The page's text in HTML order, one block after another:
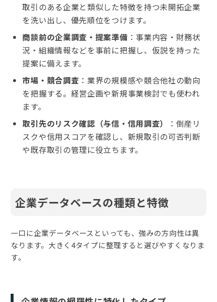
取引のある企業と類似した特徴を持つ未開拓企業
を洗い出し、優先順位をつけます。
商談前の企業調査・提案準備 ：事業内容・財務状
況・組織情報などを事前に把握し、仮説を持った
提案に備えます。
市場・競合調査 ：業界の規模感や競合他社の動向
を把握する。経営企画や新規事業検討でも使われ
ます。
取引先のリスク確認（与信・信用調査）
：倒産リ
スクや信用スコアを確認し、新規取引の可否判断
や既存取引の管理に役立ちます。
企業データベースの種類と特徴
一口に企業データベースといっても、強みの方向性は異
なります。大きく4タイプに整理すると選びやすくなりま
す。